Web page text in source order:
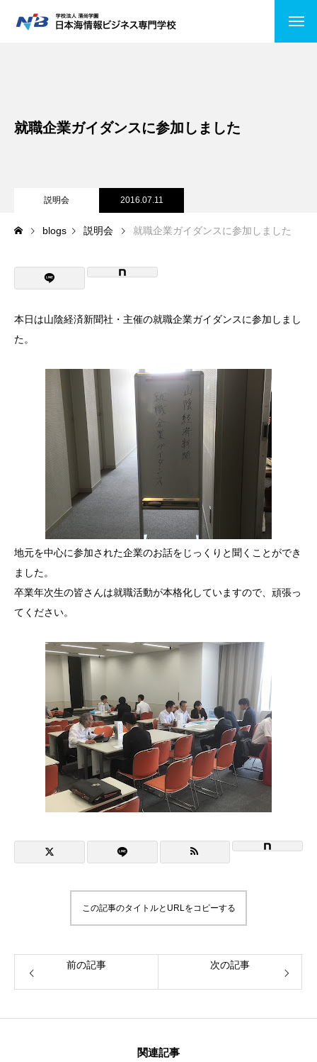
コース紹介
ビジネスITコース
医療事務
公務員受験
在校生と卒業生の声
主な就職先
在校生・卒業生の出身校一覧
資料請求
支援制度
よくある質問
お問い合わせ
アクセス
NiBキャンパスブログ
情報公開 プライバシーポリシー
就職企業ガイダンスに参加しました
説明会 2016.07.11
blogs 説明会 就職企業ガイダンスに参加しました
本日は山陰経済新聞社・主催の就職企業ガイダンスに参加しまし
た。
地元を中心に参加された企業のお話をじっくりと聞くことができ
ました。
卒業年次生の皆さんは就職活動が本格化していますので、頑張っ
てください。
この記事のタイトルとURLをコピーする
前の記事 次の記事
関連記事